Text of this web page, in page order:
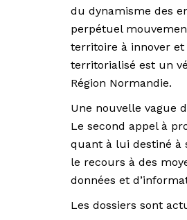
du dynamisme des
perpétuel
territoire à innover et
territorialisé est un
Région Normandie.
Une nouvelle vague
Le second appel à
quant à lui destiné à
le recours à des
données et
Les dossiers sont